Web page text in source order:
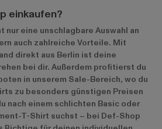
einkaufen?
eine unschlagbare Auswahl an
auch zahlreiche Vorteile. Mit
direkt aus Berlin ist deine
bei dir. Außerdem profitierst du
in unserem Sale-Bereich, wo du
zu besonders günstigen Preisen
nach einem schlichten Basic oder
T-Shirt suchst – bei Def-Shop